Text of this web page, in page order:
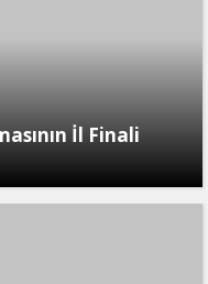
İl Finali